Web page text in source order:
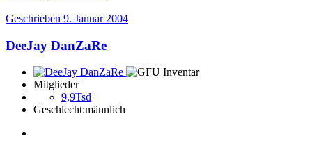
Geschrieben 9. Januar 2004
DeeJay DanZaRe
Mitglieder
9,9Tsd
Geschlecht:männlich